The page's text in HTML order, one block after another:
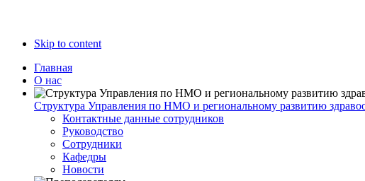
Skip to content
Главная
О нас
Структура Управления по НМО и региональному развитию
Контактные данные сотрудников
Руководство
Сотрудники
Кафедры
Новости